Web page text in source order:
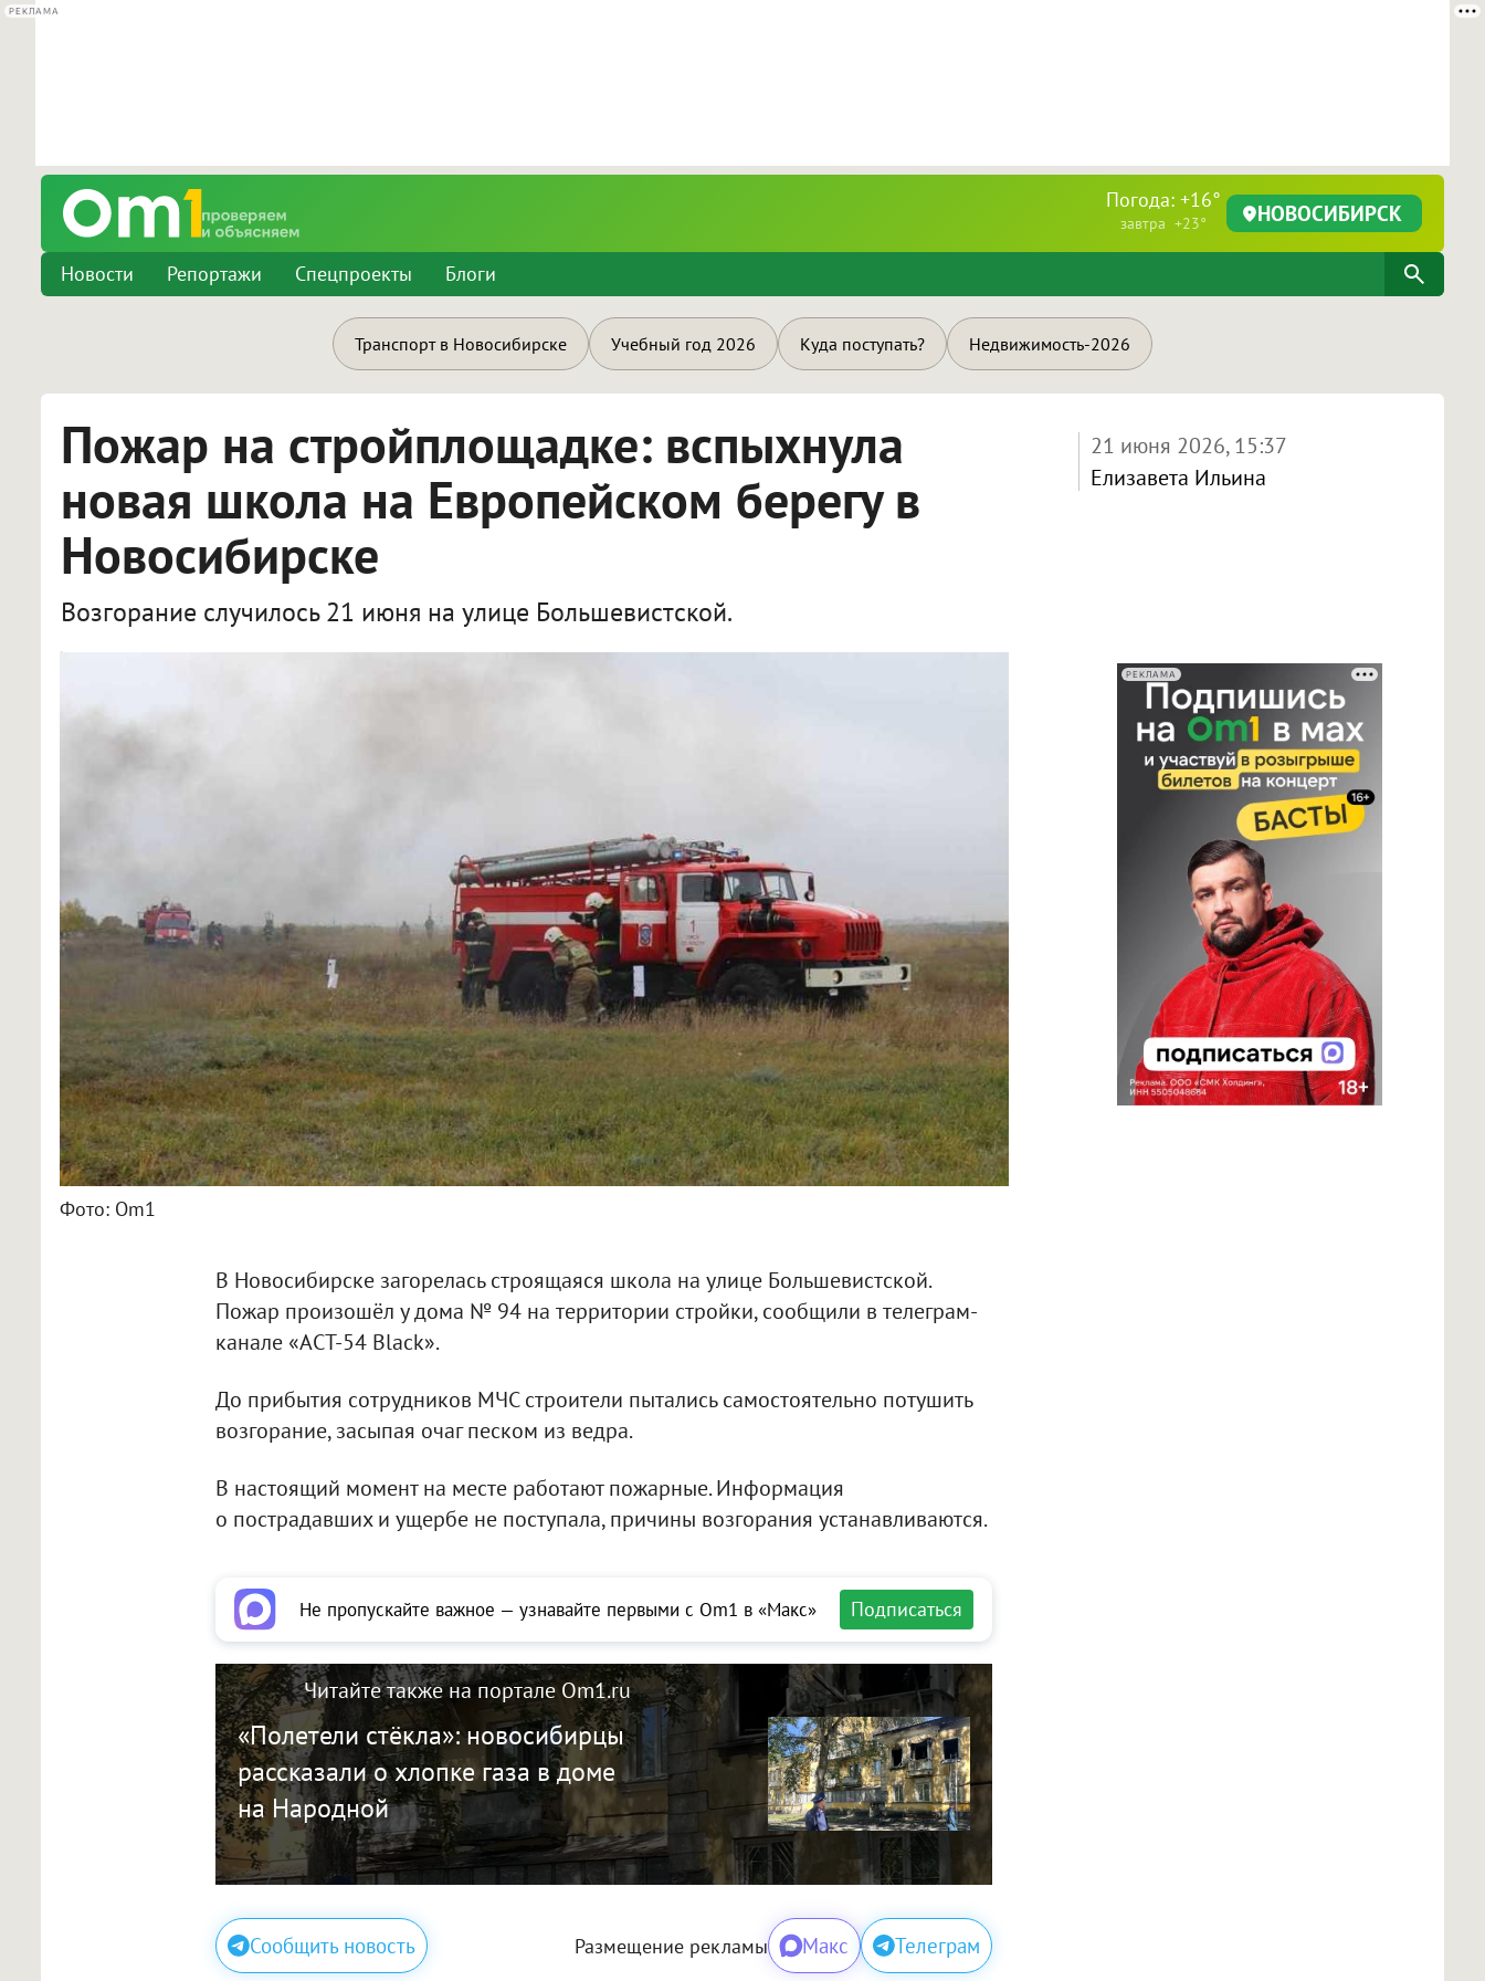
РЕКЛАМА
Погода: +16°
завтра +23° НОВОСИБИРСК
Новости Репортажи Спецпроекты Блоги
Транспорт в Новосибирске Учебный год 2026 Куда поступать? Недвижимость-2026
Пожар на стройплощадке: вспыхнула
новая школа на Европейском берегу в
Новосибирске
Возгорание случилось 21 июня на улице Большевистской.
21 июня 2026, 15:37
Елизавета Ильина
РЕКЛАМА
Фото: Om1
В Новосибирске загорелась строящаяся школа на улице Большевистской.
Пожар произошёл у дома № 94 на территории стройки, сообщили в телеграм-
канале «АСТ-54 Black».
До прибытия сотрудников МЧС строители пытались самостоятельно потушить
возгорание, засыпая очаг песком из ведра.
В настоящий момент на месте работают пожарные. Информация
о пострадавших и ущербе не поступала, причины возгорания устанавливаются.
Не пропускайте важное — узнавайте первыми с Om1 в «Макс» Подписаться
Читайте также на портале Om1.ru
«Полетели стёкла»: новосибирцы
рассказали о хлопке газа в доме
на Народной
Сообщить новость Размещение рекламы Макс Телеграм